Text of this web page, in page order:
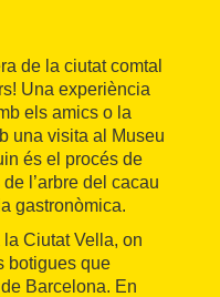
de la ciutat comtal
Una experiència
els amics o la
una visita al Museu
és el procés de
l’arbre del cacau
gastronòmica.
Ciutat Vella, on
botigues que
Barcelona. En